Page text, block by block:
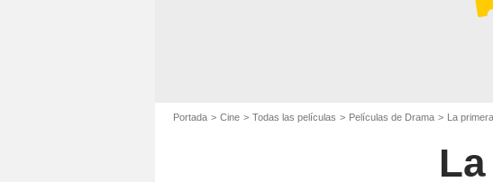
Portada Cine Todas las películas Películas de Drama La